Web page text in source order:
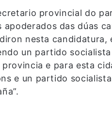
provincial do
apoderados das dúas
nesta
un partido
e para esta
e un partido